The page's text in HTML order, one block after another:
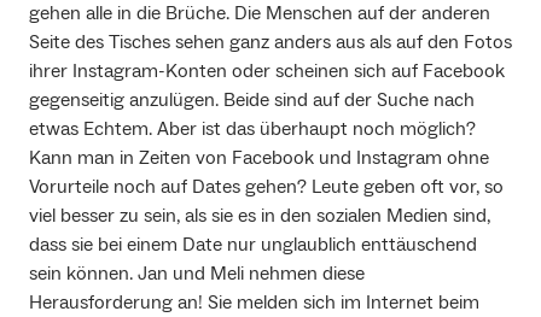
gehen alle in die Brüche. Die Menschen auf der anderen
Seite des Tisches sehen ganz anders aus als auf den Fotos
ihrer Instagram-Konten oder scheinen sich auf Facebook
gegenseitig anzulügen. Beide sind auf der Suche nach
etwas Echtem. Aber ist das überhaupt noch möglich?
Kann man in Zeiten von Facebook und Instagram ohne
Vorurteile noch auf Dates gehen? Leute geben oft vor, so
viel besser zu sein, als sie es in den sozialen Medien sind,
dass sie bei einem Date nur unglaublich enttäuschend
sein können. Jan und Meli nehmen diese
Herausforderung an! Sie melden sich im Internet beim